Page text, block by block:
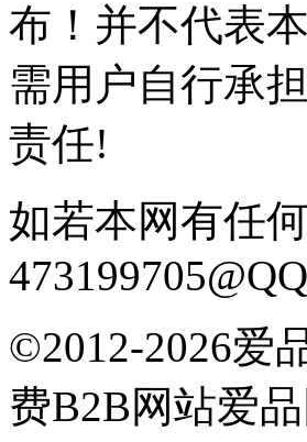
布！并不代表
需用户自行承
责任!
如若本网有任
©2012-2026爱
费B2B网站爱